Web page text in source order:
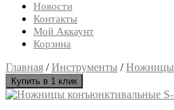
Новости
Контакты
Мой Аккаунт
Корзина
Close
Button
Главная /Инструменты /Ножницы
Купить в 1 клик